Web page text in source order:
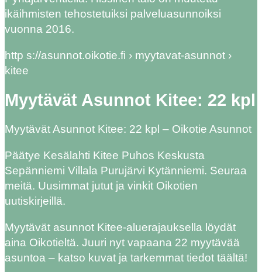
ikäihmisten tehostetuiksi palveluasunnoiksi
vuonna 2016.
http s://asunnot.oikotie.fi › myytavat-asunnot ›
kitee
Myytävät Asunnot Kitee: 22 kpl
Myytävät Asunnot Kitee: 22 kpl – Oikotie Asunnot
Päätye Kesälahti Kitee Puhos Keskusta
Sepänniemi Villala Purujärvi Kytänniemi. Seuraa
meitä. Uusimmat jutut ja vinkit Oikotien
uutiskirjeillä.
Myytävät asunnot Kitee-aluerajauksella löydät
aina Oikotieltä. Juuri nyt vapaana 22 myytävää
asuntoa – katso kuvat ja tarkemmat tiedot täältä!